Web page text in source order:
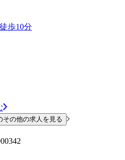
歩10分
その他の求人を見る